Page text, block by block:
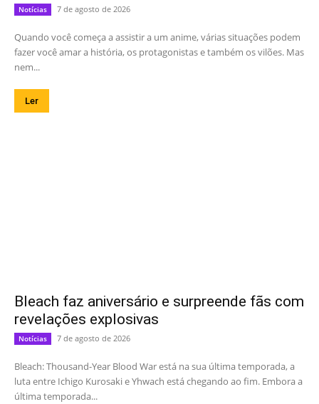
Notícias 7 de agosto de 2026
Quando você começa a assistir a um anime, várias situações podem
fazer você amar a história, os protagonistas e também os vilões. Mas
nem...
Ler
Bleach faz aniversário e surpreende fãs com
revelações explosivas
Notícias 7 de agosto de 2026
Bleach: Thousand-Year Blood War está na sua última temporada, a
luta entre Ichigo Kurosaki e Yhwach está chegando ao fim. Embora a
última temporada...